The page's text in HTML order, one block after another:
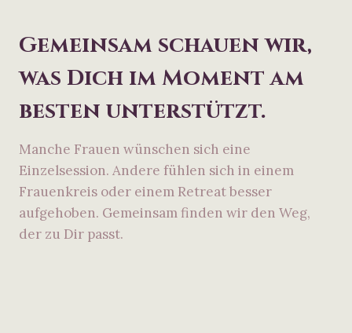
Gemeinsam schauen wir,
was Dich im Moment am
besten unterstützt.
Manche Frauen wünschen sich eine
Einzelsession. Andere fühlen sich in einem
Frauenkreis oder einem Retreat besser
aufgehoben. Gemeinsam finden wir den Weg,
der zu Dir passt.